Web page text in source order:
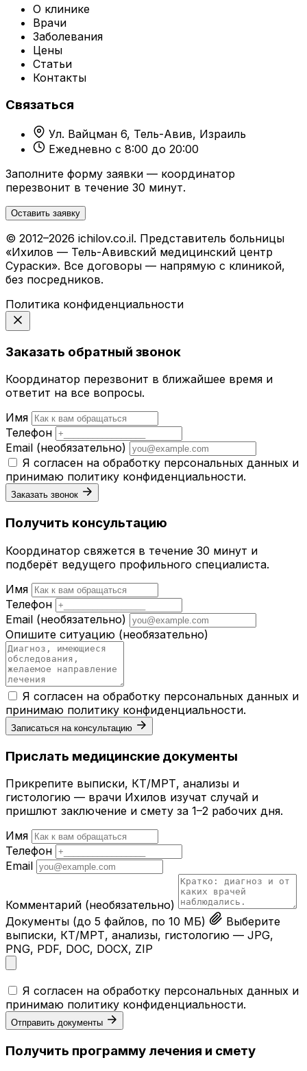
О клинике
Врачи
Заболевания
Цены
Статьи
Контакты
Связаться
Ул. Вайцман 6, Тель-Авив, Израиль
Ежедневно с 8:00 до 20:00
Заполните форму заявки — координатор
перезвонит в течение 30 минут.
Оставить заявку
© 2012–2026 ichilov.co.il. Представитель больницы
«Ихилов — Тель-Авивский медицинский центр
Сураски». Все договоры — напрямую с клиникой,
без посредников.
Политика конфиденциальности
Заказать обратный звонок
Координатор перезвонит в ближайшее время и
ответит на все вопросы.
Имя
Телефон
Email (необязательно)
Я согласен на обработку персональных данных и
принимаю политику конфиденциальности.
Заказать звонок
Получить консультацию
Координатор свяжется в течение 30 минут и
подберёт ведущего профильного специалиста.
Имя
Телефон
Email (необязательно)
Опишите ситуацию (необязательно)
Я согласен на обработку персональных данных и
принимаю политику конфиденциальности.
Записаться на консультацию
Прислать медицинские документы
Прикрепите выписки, КТ/МРТ, анализы и
гистологию — врачи Ихилов изучат случай и
пришлют заключение и смету за 1–2 рабочих дня.
Имя
Телефон
Email
Комментарий (необязательно)
Документы (до 5 файлов, по 10 МБ)
Выберите
выписки, КТ/МРТ, анализы, гистологию — JPG,
PNG, PDF, DOC, DOCX, ZIP
Я согласен на обработку персональных данных и
принимаю политику конфиденциальности.
Отправить документы
Получить программу лечения и смету